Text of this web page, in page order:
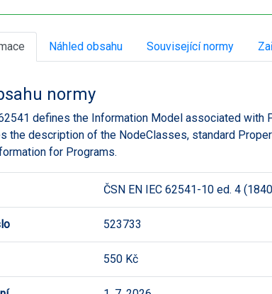
Náhled obsahu Související normy
normy
defines the Information Model associated with
the description of the NodeClasses, standard
for Programs.
ČSN EN IEC 62541-10 ed. 4
523733
550 Kč